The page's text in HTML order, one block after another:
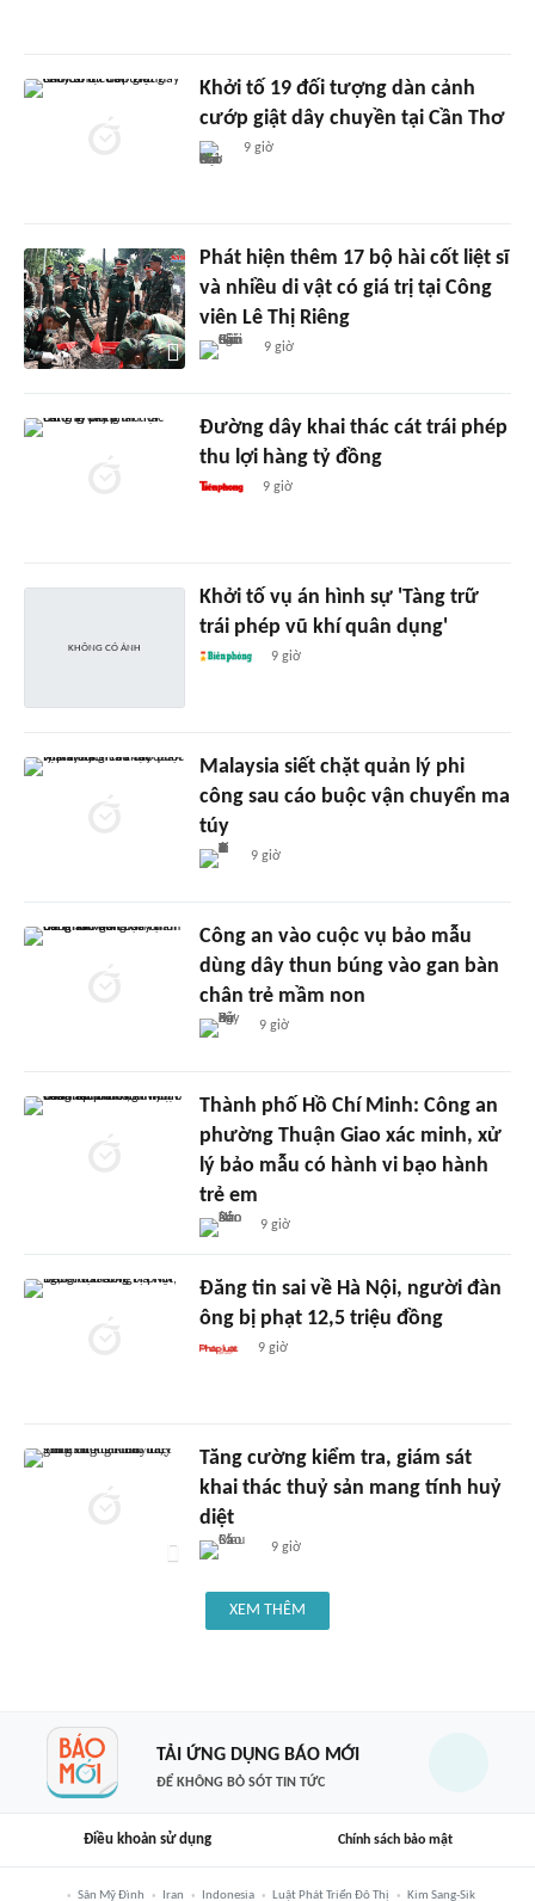
Khởi tố 19 đối tượng dàn cảnh
cướp giật dây chuyền tại Cần Thơ
9 giờ
Phát hiện thêm 17 bộ hài cốt liệt sĩ
và nhiều di vật có giá trị tại Công
viên Lê Thị Riêng
9 giờ
Đường dây khai thác cát trái phép
thu lợi hàng tỷ đồng
9 giờ
Khởi tố vụ án hình sự 'Tàng trữ
trái phép vũ khí quân dụng'
9 giờ
Malaysia siết chặt quản lý phi
công sau cáo buộc vận chuyển ma
túy
9 giờ
Công an vào cuộc vụ bảo mẫu
dùng dây thun búng vào gan bàn
chân trẻ mầm non
9 giờ
Thành phố Hồ Chí Minh: Công an
phường Thuận Giao xác minh, xử
lý bảo mẫu có hành vi bạo hành
trẻ em
9 giờ
Đăng tin sai về Hà Nội, người đàn
ông bị phạt 12,5 triệu đồng
9 giờ
Tăng cường kiểm tra, giám sát
khai thác thuỷ sản mang tính huỷ
diệt
9 giờ
XEM THÊM
TẢI ỨNG DỤNG BÁO MỚI
ĐỂ KHÔNG BỎ SÓT TIN TỨC
Điều khoản sử dụng Chính sách bảo mật
Sân Mỹ Đình Iran Indonesia Luật Phát Triển Đô Thị Kim Sang-Sik